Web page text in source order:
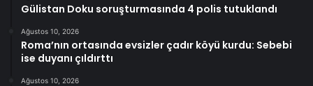
Gülistan Doku soruşturmasında 4 polis tutuklandı
Ağustos 10, 2026
Roma’nın ortasında evsizler çadır köyü kurdu: Sebebi
ise duyanı çıldırttı
Ağustos 10, 2026